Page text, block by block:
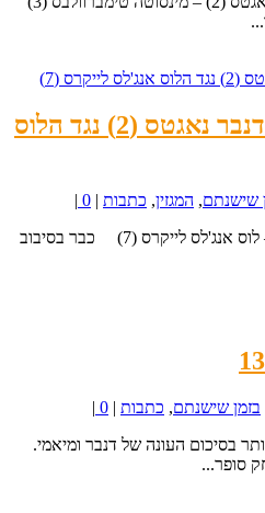
פלייאוף פריוויו 2024: דנבר נאגטס (2) נגד הלוס
שישנתם, המגזין, כתבות |
0
|
פריוויו פלייאוף: דנבר נאגטס (2) – לוס אנג'לס לייקרס (7) כבר בסיבוב
בזמן שישנתם, כתבות |
0
|
בסיכום העונה של דנבר ומיאמי.
סופר...